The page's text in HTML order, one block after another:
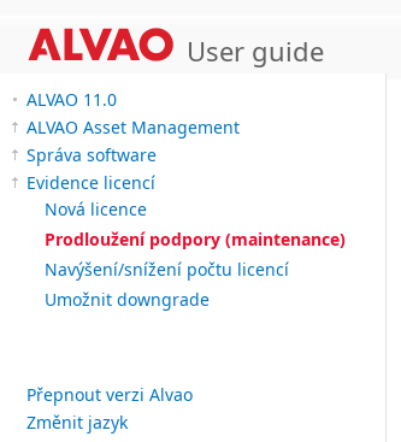
User guide
ALVAO 11.0
ALVAO Asset Management
Správa software
Evidence licencí
Nová licence
Prodloužení podpory (maintenance)
Navýšení/snížení počtu licencí
Umožnit downgrade
Přepnout verzi Alvao
Změnit jazyk